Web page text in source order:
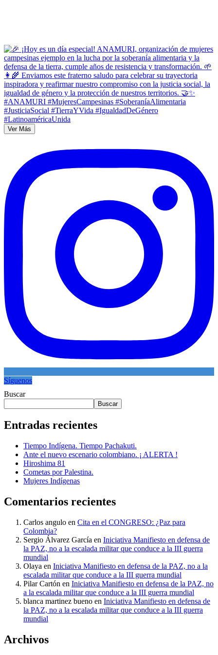
Ver Más
Síguenos
Buscar
Buscar
Entradas recientes
Tiempo Indígena. Tiempo Pachakuti.
Ante el nuevo escenario colombiano. ¡ ALERTA !
Hiroshima 81
Cometas por Palestina.
Mujeres Indígenas
Comentarios recientes
Carlos angulo en Cita en el CONGRESO: ¿Paz para
Colombia?
Sergio Álvarez García en Iniciativa Manifiesto en defensa de
la PAZ, no a la escalada militar que conduce a la III guerra
mundial
Olaya en Iniciativa Manifiesto en defensa de la PAZ, no a la
escalada militar que conduce a la III guerra mundial
Pilar Cartón en Iniciativa Manifiesto en defensa de la PAZ, no
a la escalada militar que conduce a la III guerra mundial
blanca martinez bueno en Iniciativa Manifiesto en defensa de
la PAZ, no a la escalada militar que conduce a la III guerra
mundial
Archivos